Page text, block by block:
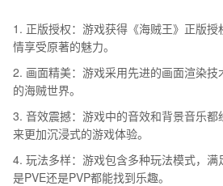
1. 正版授权：游戏获得《海贼王》正版
情享受原著的魅力。
2. 画面精美：游戏采用先进的画面渲染
的海贼世界。
3. 音效震撼：游戏中的音效和背景音乐
来更加沉浸式的游戏体验。
4. 玩法多样：游戏包含多种玩法模式，
是PVE还是PVP都能找到乐趣。